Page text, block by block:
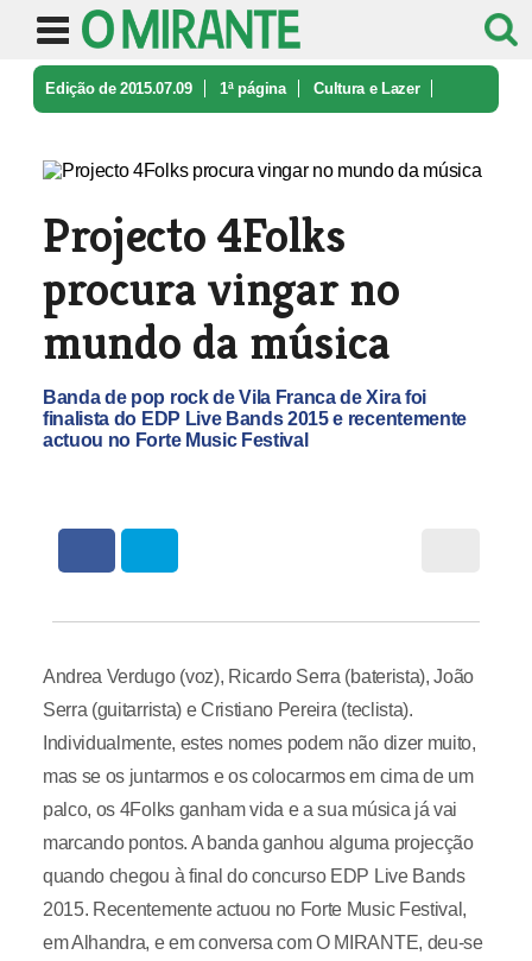
Edição de 2015.07.09 1ª página Cultura e Lazer
Projecto 4Folks
procura vingar no
mundo da música
Banda de pop rock de Vila Franca de Xira foi
finalista do EDP Live Bands 2015 e recentemente
actuou no Forte Music Festival
Andrea Verdugo (voz), Ricardo Serra (baterista), João
Serra (guitarrista) e Cristiano Pereira (teclista).
Individualmente, estes nomes podem não dizer muito,
mas se os juntarmos e os colocarmos em cima de um
palco, os 4Folks ganham vida e a sua música já vai
marcando pontos. A banda ganhou alguma projecção
quando chegou à final do concurso EDP Live Bands
2015. Recentemente actuou no Forte Music Festival,
em Alhandra, e em conversa com O MIRANTE, deu-se